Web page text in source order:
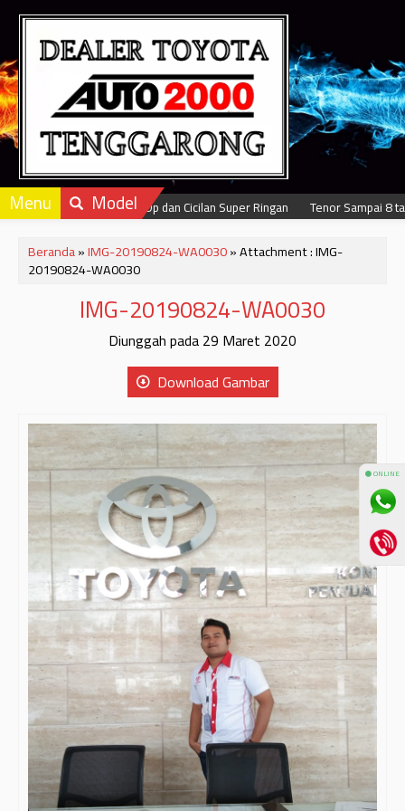
Dapatkan Dp dan Cicilan Super Ringan Tenor Sampai 8
Menu Model
Beranda»IMG-20190824-WA0030» Attachment : IMG-
20190824-WA0030
IMG-20190824-WA0030
Diunggah pada 29 Maret 2020
Download Gambar
⚫ ONLINE